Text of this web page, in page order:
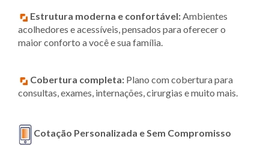
Estrutura moderna e confortável:Ambientes
acolhedores e acessíveis, pensados para oferecer o
maior conforto a você e sua família.
Cobertura completa: Plano com cobertura para
consultas, exames, internações, cirurgias e muito mais.
Cotação Personalizada e Sem Compromisso